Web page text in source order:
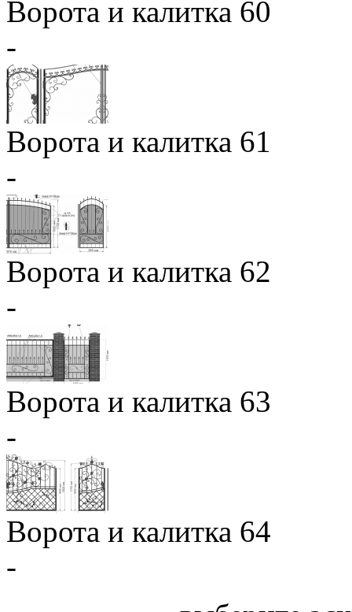
Ворота и калитка 60
-
Ворота и калитка 61
-
Ворота и калитка 62
-
Ворота и калитка 63
-
Ворота и калитка 64
-